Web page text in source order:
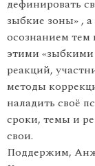
дефинировать
зыбкие зоны» ,
осознанием тем
этими
реакций,
методы
наладить своё
сроки, темы и
свои.
Поддержим,